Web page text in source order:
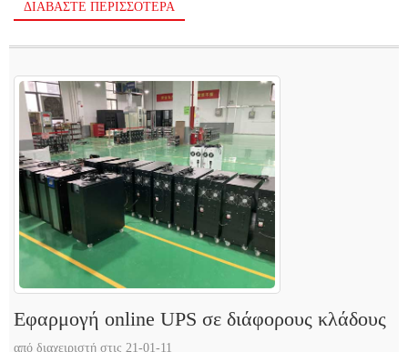
ΔΙΑΒΆΣΤΕ ΠΕΡΙΣΣΌΤΕΡΑ
Εφαρμογή online UPS σε διάφορους κλάδους
από διαχειριστή στις 21-01-11